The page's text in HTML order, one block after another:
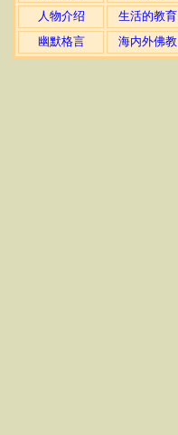
人物介绍
生活的教育
幽默格言
海内外佛教